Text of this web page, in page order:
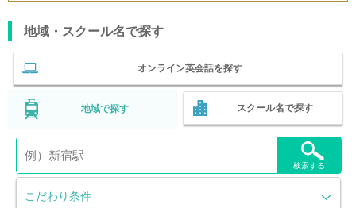
地域・スクール名で探す
オンライン英会話を探す
地域で探す スクール名で探す
こだわり条件
検索する